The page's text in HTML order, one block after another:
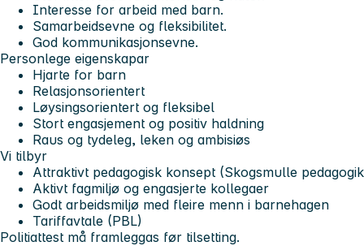
Interesse for arbeid med barn.
Samarbeidsevne og fleksibilitet.
God kommunikasjonsevne.
Personlege eigenskapar
Hjarte for barn
Relasjonsorientert
Løysingsorientert og fleksibel
Stort engasjement og positiv haldning
Raus og tydeleg, leken og ambisiøs
Vi tilbyr
Attraktivt pedagogisk konsept (Skogsmulle
Aktivt fagmiljø og engasjerte kollegaer
Godt arbeidsmiljø med fleire menn i barnehagen
Tariffavtale (PBL)
Politiattest må framleggas før tilsetting.